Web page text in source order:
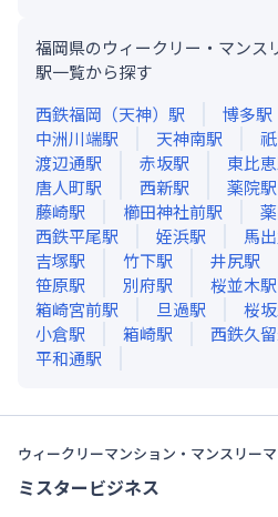
福岡県のウィークリー・マンス
駅一覧から探す
西鉄福岡（天神） 駅 博多駅
中洲川端駅 天神南駅
渡辺通駅 赤坂駅 東比恵
唐人町駅 西新駅 薬院駅
藤崎駅 櫛田神社前駅
西鉄平尾駅 姪浜駅 馬
吉塚駅 竹下駅 井尻駅
笹原駅 別府駅 桜並木駅
箱崎宮前駅 旦過駅 桜坂
小倉駅 箱崎駅 西鉄久
平和通駅
ウィークリーマンション・マンスリー
ミスタービジネス